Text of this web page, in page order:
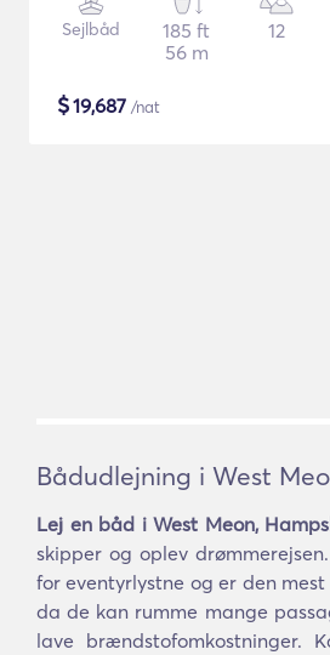
Sejlbåd
185 ft
56 m
12
$19,687 /nat
Bådudlejning i West
Lej en båd i West Meon,
skipper og oplev
for eventyrlystne og er den mest
da de kan rumme mange
lave brændstofomkostninger.